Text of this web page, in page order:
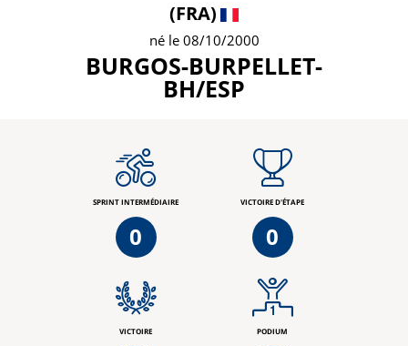
(FRA)
né le 08/10/2000
BURGOS-BURPELLET-
BH/ESP
SPRINT INTERMÉDIAIRE
0
VICTOIRE D'ÉTAPE
0
VICTOIRE PODIUM